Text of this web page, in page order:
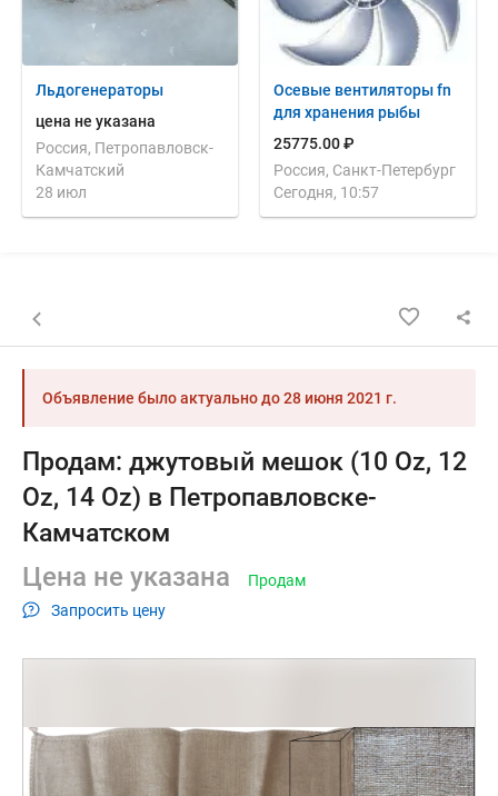
Льдогенераторы
цена не указана
Россия, Петропавловск-
Камчатский
28 июл
Осевые вентиляторы fn
для хранения рыбы
25775.00 ₽
Россия, Санкт-Петербург
Сегодня, 10:57
Назад к списку объявлений
Объявление было актуально до28 июня 2021 г.
Продам: джутовый мешок (10 Oz, 12
Oz, 14 Oz) в Петропавловске-
Камчатском
Цена не указана
Запросить цену
Продам